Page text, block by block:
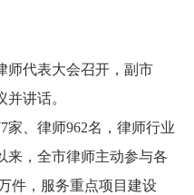
代表大会召开，副市
讲话。
、律师962名，律师行业
来，全市律师主动参与各
件，服务重点项目建设